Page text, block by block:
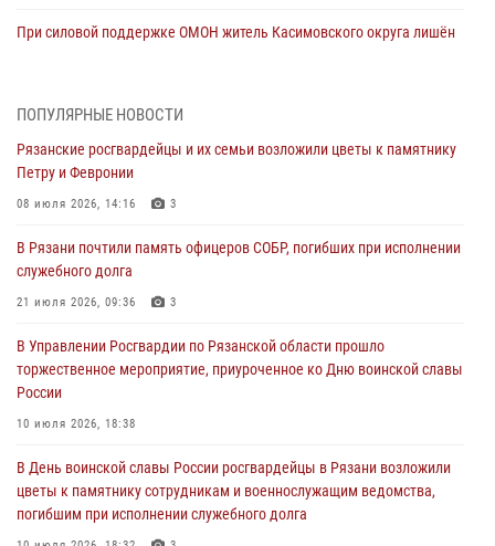
При силовой поддержке ОМОН житель Касимовского округа лишён
27 июля 2026, 15:26
Офицер вневедомственной охраны в эфире «Радио России - Рязань»
рассказал о службе во вневедомственной охране
23 июля 2026, 09:02
В Рязани почтили память офицеров СОБР, погибших при исполнении
служебного долга
21 июля 2026, 09:36 3
Рязанские сотрудники лицензионно-разрешительной работы
Росгвардии подвели результаты за 6 месяцев 2026 года (видео)
подразделений за первое полугодие 2026 года
16 июля 2026, 11:36 2
ПОПУЛЯРНЫЕ НОВОСТИ
Рязанские росгвардейцы и их семьи возложили цветы к памятнику
Петру и Февронии
08 июля 2026, 14:16 3
В Рязани почтили память офицеров СОБР, погибших при исполнении
служебного долга
21 июля 2026, 09:36 3
В Управлении Росгвардии по Рязанской области прошло
торжественное мероприятие, приуроченное ко Дню воинской славы
России
10 июля 2026, 18:38
В День воинской славы России росгвардейцы в Рязани возложили
цветы к памятнику сотрудникам и военнослужащим ведомства,
погибшим при исполнении служебного долга